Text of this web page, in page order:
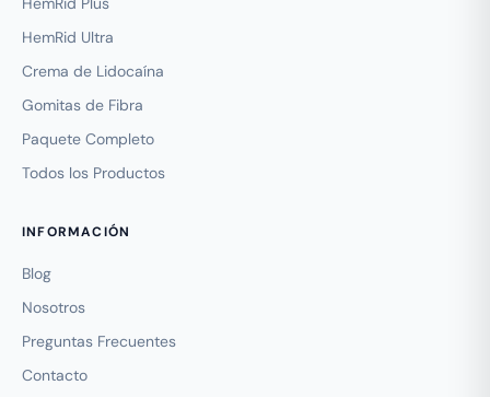
HemRid Ultra
Crema de Lidocaína
Gomitas de Fibra
Paquete Completo
Todos los Productos
INFORMACIÓN
Blog
Nosotros
Preguntas Frecuentes
Contacto